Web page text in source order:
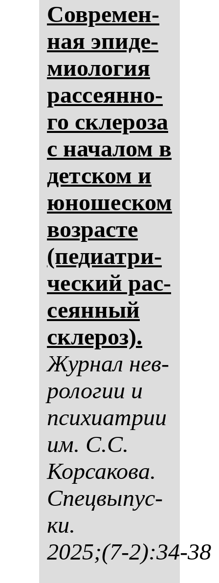
Сов­ре­мен­
ная эпи­де­
ми­оло­гия
рас­се­ян­но­
го скле­ро­за
с на­ча­лом в
дет­ском и
юно­шес­ком
воз­рас­те
(пе­ди­ат­ри­
чес­кий рас­
се­ян­ный
скле­роз).
Жур­нал нев­
ро­ло­гии и
пси­хи­ат­рии
им. С.С.
Кор­са­ко­ва.
Спец­вы­пус­
ки.
2025;(7-2):34-38